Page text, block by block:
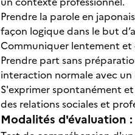
Prendre la parole en
façon logique dans le but
Communiquer lentement et
Prendre part sans
interaction normale avec
S'exprimer spontanément
des relations sociales et
Modalités d'évaluation :